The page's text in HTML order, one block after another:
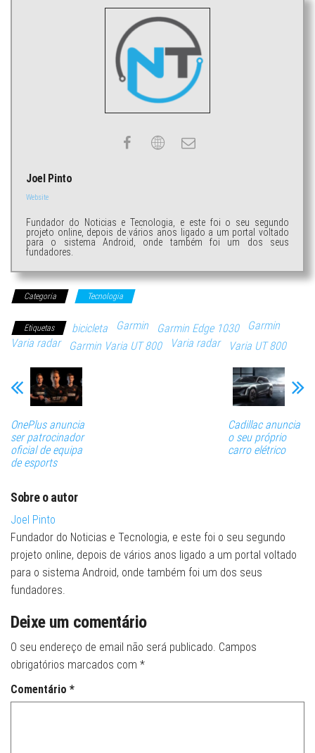
Joel Pinto
Website
Fundador do Noticias e Tecnologia, e este foi o seu segundo
projeto online, depois de vários anos ligado a um portal voltado
para o sistema Android, onde também foi um dos seus
fundadores.
Categoria Tecnologia
Etiquetas bicicleta Garmin Garmin Edge 1030
Garmin
Varia radar
Garmin Varia UT 800 Varia radar Varia UT 800
OnePlus anuncia
ser patrocinador
oficial de equipa
de esports
Cadillac anuncia
o seu próprio
carro elétrico
Sobre o autor
Joel Pinto
Fundador do Noticias e Tecnologia, e este foi o seu segundo
projeto online, depois de vários anos ligado a um portal voltado
para o sistema Android, onde também foi um dos seus
fundadores.
Deixe um comentário
O seu endereço de email não será publicado. Campos
obrigatórios marcados com *
Comentário *